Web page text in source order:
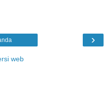
›
web